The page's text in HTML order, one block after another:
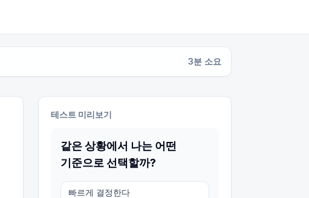
3분 소요
테스트 미리보기
같은 상황에서 나는 어떤
기준으로 선택할까?
빠르게 결정한다